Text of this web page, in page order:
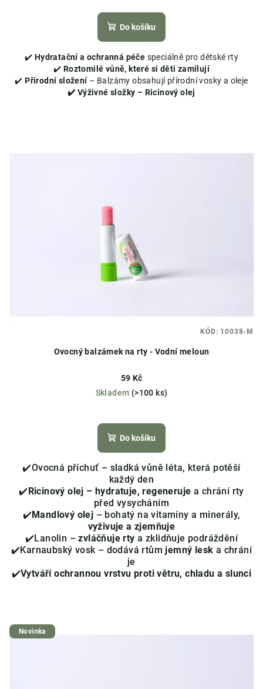
hodnocení
produktu
z
5
hvězdiček.
Do košíku
✔️ Hydratační a ochranná péče speciálně pro dětské rty
✔️ Roztomilé vůně, které si děti zamilují
✔️Přírodní složení– Balzámy obsahují přírodní vosky a oleje
✔️ Výživné složky – Ricinový olej
Ovocný balzámek na rty - Vodní meloun
59 Kč
Skladem (>100 ks)
hodnocení
produktu
z
5
hvězdiček.
Do košíku
✔️Ovocná příchuť – sladká vůně léta, která potěší
každý den
✔️Ricinový olej – hydratuje, regeneruje a chrání rty
před vysycháním
✔️Mandlový olej – bohatý na vitamíny a minerály,
vyživuje a zjemňuje
✔️Lanolin – zvláčňuje rty a zklidňuje podráždění
✔️Karnaubský vosk – dodává rtůmjemný lesk a chrání
je
✔️Vytváří ochrannou vrstvu proti větru, chladu a slunci
KÓD: 10038-M
Novinka